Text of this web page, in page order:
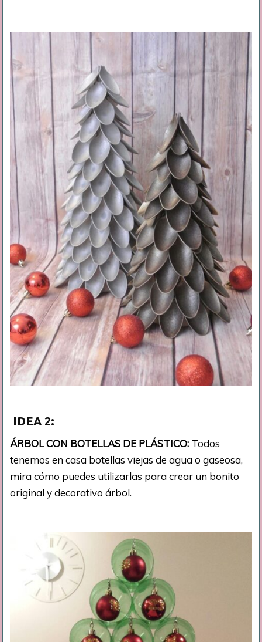
IDEA 2:
ÁRBOL CON BOTELLAS DE PLÁSTICO: Todos
tenemos en casa botellas viejas de agua o gaseosa,
mira cómo puedes utilizarlas para crear un bonito
original y decorativo árbol.